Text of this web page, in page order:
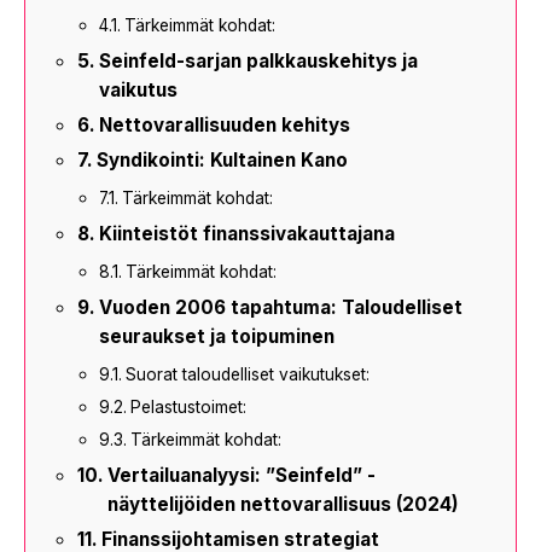
Tärkeimmät kohdat:
Seinfeld-sarjan palkkauskehitys ja
vaikutus
Nettovarallisuuden kehitys
Syndikointi: Kultainen Kano
Tärkeimmät kohdat:
Kiinteistöt finanssivakauttajana
Tärkeimmät kohdat:
Vuoden 2006 tapahtuma: Taloudelliset
seuraukset ja toipuminen
Suorat taloudelliset vaikutukset:
Pelastustoimet:
Tärkeimmät kohdat:
Vertailuanalyysi: ”Seinfeld” -
näyttelijöiden nettovarallisuus (2024)
Finanssijohtamisen strategiat